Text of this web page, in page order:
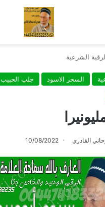
الشرعية
السحر الاسود جلب الحبيب
القادري 10/08/2022